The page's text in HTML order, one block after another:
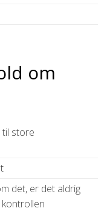
om
store
det, er det aldrig